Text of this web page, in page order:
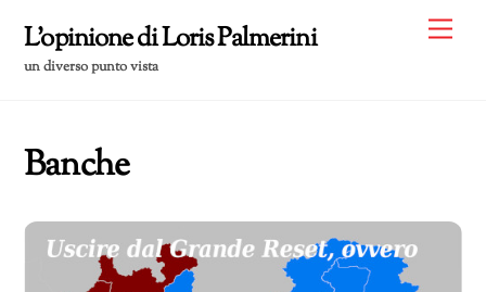
content
L'opinione di Loris Palmerini
un diverso punto vista
Banche